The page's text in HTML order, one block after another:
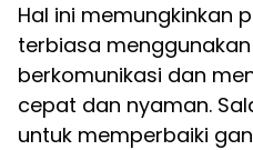
Hal ini memungkinkan
terbiasa
berkomunikasi dan
cepat dan nyaman.
untuk memperbaiki